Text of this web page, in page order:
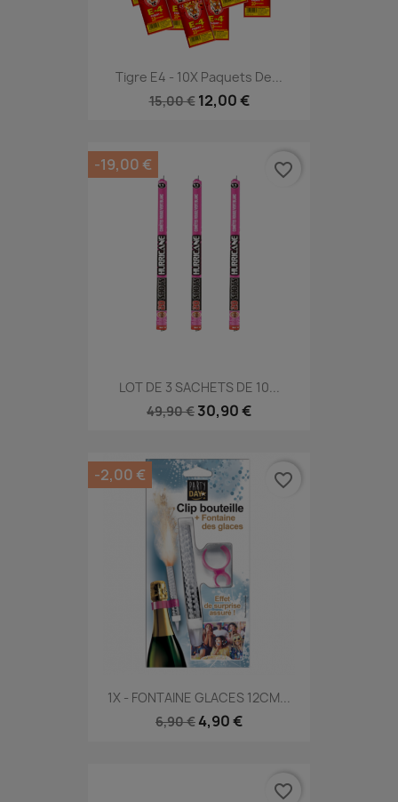
Tigre E4 - 10X Paquets De...
15,00 € 12,00 €
LOT DE 3 SACHETS DE 10...
49,90 € 30,90 €
-19,00 € favorite_border
1X - FONTAINE GLACES 12CM...
6,90 € 4,90 €
-2,00 € favorite_border
favorite_border